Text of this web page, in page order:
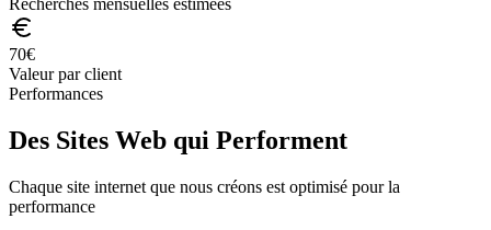
Recherches mensuelles estimées
70€
Valeur par client
Performances
Des Sites Web qui Performent
Chaque site internet que nous créons est optimisé pour la
performance